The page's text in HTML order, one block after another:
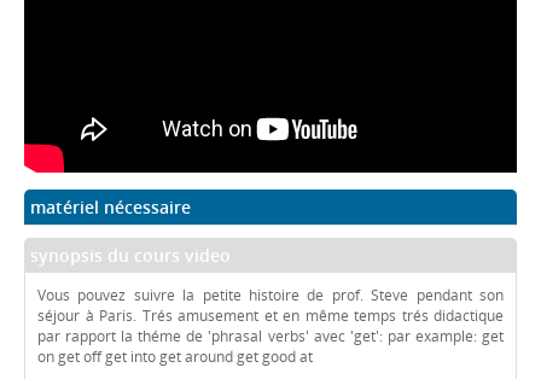
matériel nécessaire
synopsis du cours video
Vous pouvez suivre la petite histoire de prof. Steve pendant son
séjour à Paris. Trés amusement et en même temps trés didactique
par rapport la théme de 'phrasal verbs' avec 'get': par example: get
on get off get into get around get good at